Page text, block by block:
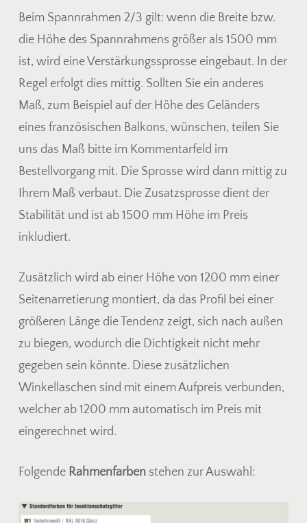
Beim Spannrahmen 2/3 gilt: wenn die Breite bzw.
die Höhe des Spannrahmens größer als 1500 mm
ist, wird eine Verstärkungssprosse eingebaut. In der
Regel erfolgt dies mittig. Sollten Sie ein anderes
Maß, zum Beispiel auf der Höhe des Geländers
eines französischen Balkons, wünschen, teilen Sie
uns das Maß bitte im Kommentarfeld im
Bestellvorgang mit. Die Sprosse wird dann mittig zu
Ihrem Maß verbaut. Die Zusatzsprosse dient der
Stabilität und ist ab 1500 mm Höhe im Preis
inkludiert.
Zusätzlich wird ab einer Höhe von 1200 mm einer
Seitenarretierung montiert, da das Profil bei einer
größeren Länge die Tendenz zeigt, sich nach außen
zu biegen, wodurch die Dichtigkeit nicht mehr
gegeben sein könnte. Diese zusätzlichen
Winkellaschen sind mit einem Aufpreis verbunden,
welcher ab 1200 mm automatisch im Preis mit
eingerechnet wird.
Folgende Rahmenfarbenstehen zur Auswahl: